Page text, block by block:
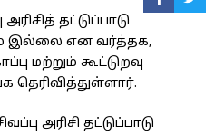
தட்டுப்பாடு
இல்லை என வர்த்தக,
மற்றும் கூட்டுறவு
தெரிவித்துள்ளார்.
அரிசி தட்டுப்பாடு